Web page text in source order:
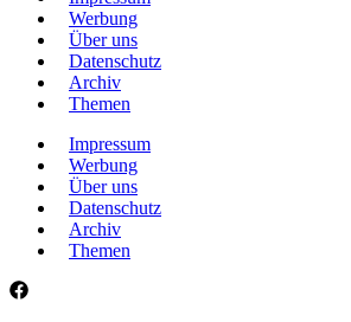
Werbung
Über uns
Datenschutz
Archiv
Themen
Impressum
Werbung
Über uns
Datenschutz
Archiv
Themen